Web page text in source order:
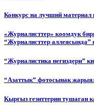
Конкурс на лучший
«Журналисттер» коомдук
“Журналисттер аллеясында”
“Журналистика негиздери”
“Азаттык” фотосынак
Кыргыз гезиттерин тушаган